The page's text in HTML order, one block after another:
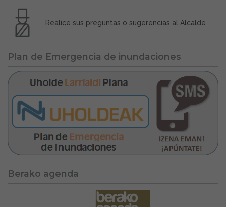
Realice sus preguntas o sugerencias al Alcalde
Plan de Emergencia de inundaciones
Berako agenda